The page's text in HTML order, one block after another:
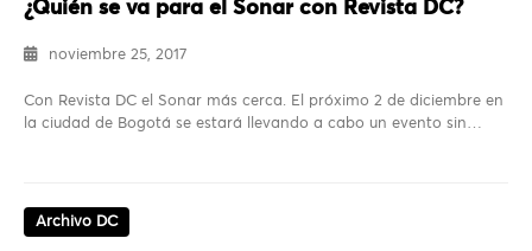
¿Quién se va para el Sonar con Revista DC?
noviembre 25, 2017
Con Revista DC el Sonar más cerca. El próximo 2 de diciembre en
la ciudad de Bogotá se estará llevando a cabo un evento sin…
Archivo DC